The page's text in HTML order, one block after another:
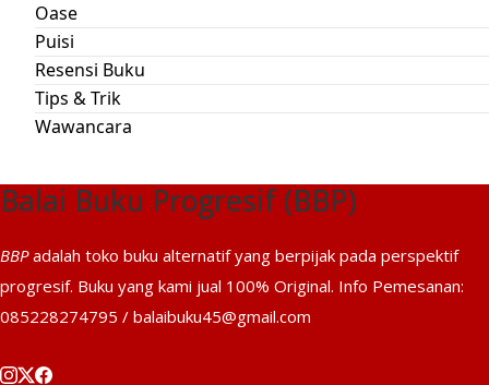
Oase
Puisi
Resensi Buku
Tips & Trik
Wawancara
Balai Buku Progresif (BBP)
BBPadalah toko buku alternatif yang berpijak pada perspektif
progresif. Buku yang kami jual 100% Original. Info Pemesanan:
085228274795 / balaibuku45@gmail.com